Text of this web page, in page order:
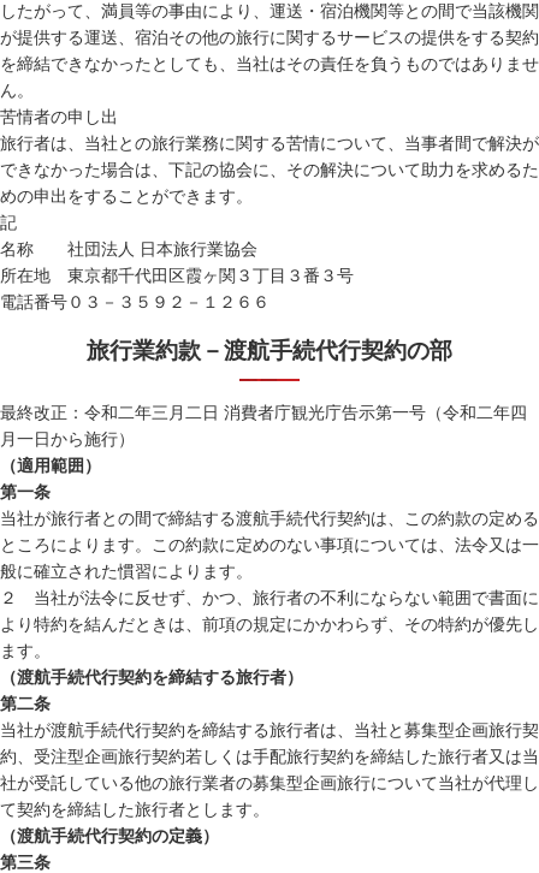
したがって、満員等の事由により、運送・宿泊機関等との間で当該機関
が提供する運送、宿泊その他の旅行に関するサービスの提供をする契約
を締結できなかったとしても、当社はその責任を負うものではありませ
ん。
苦情者の申し出
旅行者は、当社との旅行業務に関する苦情について、当事者間で解決が
できなかった場合は、下記の協会に、その解決について助力を求めるた
めの申出をすることができます。
記
名称
社団法人 日本旅行業協会
所在地
東京都千代田区霞ヶ関３丁目３番３号
電話番号０３－３５９２－１２６６
旅行業約款－渡航手続代行契約の部
最終改正：令和二年三月二日 消費者庁観光庁告示第一号（令和二年四
月一日から施行）
（適用範囲）
第一条
当社が旅行者との間で締結する渡航手続代行契約は、この約款の定める
ところによります。この約款に定めのない事項については、法令又は一
般に確立された慣習によります。
２ 当社が法令に反せず、かつ、旅行者の不利にならない範囲で書面に
より特約を結んだときは、前項の規定にかかわらず、その特約が優先し
ます。
（渡航手続代行契約を締結する旅行者）
第二条
当社が渡航手続代行契約を締結する旅行者は、当社と募集型企画旅行契
約、受注型企画旅行契約若しくは手配旅行契約を締結した旅行者又は当
社が受託している他の旅行業者の募集型企画旅行について当社が代理し
て契約を締結した旅行者とします。
（渡航手続代行契約の定義）
第三条